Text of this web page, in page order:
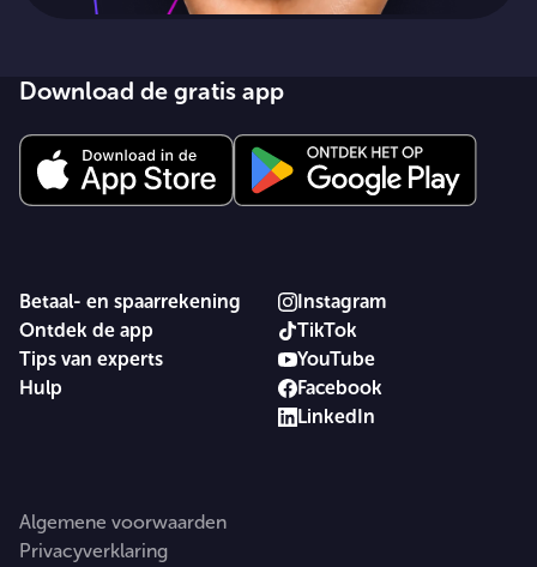
Download de gratis app
Betaal- en spaarrekening
Ontdek de app
Tips van experts
Hulp
Instagram
TikTok
YouTube
Facebook
LinkedIn
Algemene voorwaarden
Privacyverklaring